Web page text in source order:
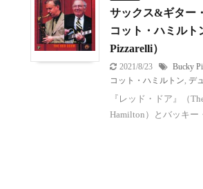
サックス&ギター
コット・ハミルト
Pizzarelli）
2021/8/23 Bucky
コット・ハミルトン デ
『レッド・ドア』（
Hamilton）とバッキー